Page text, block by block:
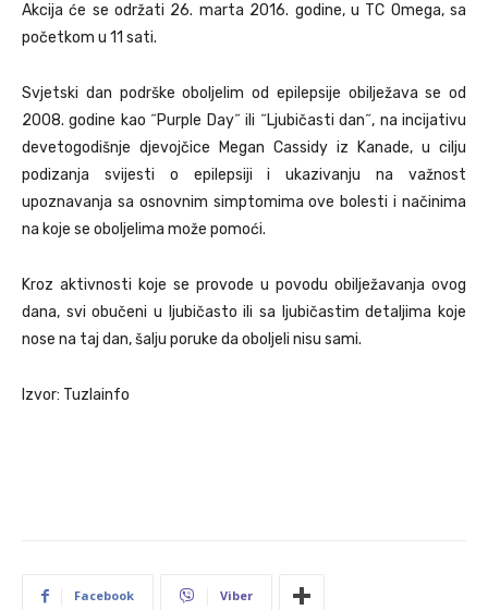
Akcija će se održati 26. marta 2016. godine, u TC Omega, sa
početkom u 11 sati.
Svjetski dan podrške oboljelim od epilepsije obilježava se od
2008. godine kao ˝Purple Day˝ ili ˝Ljubičasti dan˝, na incijativu
devetogodišnje djevojčice Megan Cassidy iz Kanade, u cilju
podizanja svijesti o epilepsiji i ukazivanju na važnost
upoznavanja sa osnovnim simptomima ove bolesti i načinima
na koje se oboljelima može pomoći.
Kroz aktivnosti koje se provode u povodu obilježavanja ovog
dana, svi obučeni u ljubičasto ili sa ljubičastim detaljima koje
nose na taj dan, šalju poruke da oboljeli nisu sami.
Izvor: Tuzlainfo
Facebook Viber